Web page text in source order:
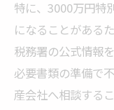
特に、3000万円特
になることがある
税務署の公式情報
必要書類の準備で
産会社へ相談する